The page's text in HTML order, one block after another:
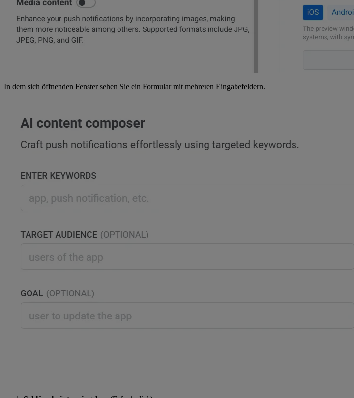
In dem sich öffnenden Fenster sehen Sie ein Formular mit mehreren Eingabefeldern.